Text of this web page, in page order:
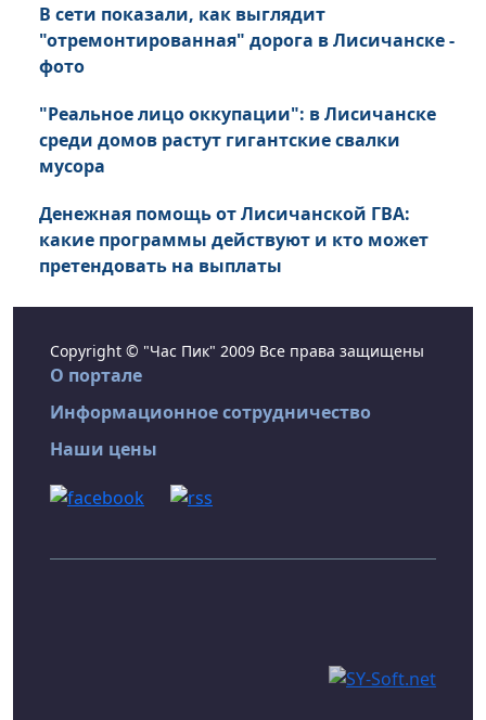
В сети показали, как выглядит
"отремонтированная" дорога в Лисичанске -
фото
"Реальное лицо оккупации": в Лисичанске
среди домов растут гигантские свалки
мусора
Денежная помощь от Лисичанской ГВА:
какие программы действуют и кто может
претендовать на выплаты
Copyright © "Час Пик" 2009 Все права защищены
О портале
Информационное сотрудничество
Наши цены